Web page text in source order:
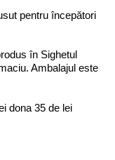
pentru începători
în Sighetul
Ambalajul este